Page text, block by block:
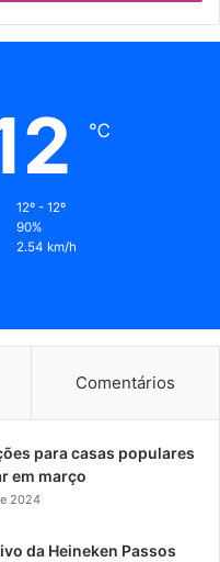
℃
12º - 12º
90%
2.54 km/h
Comentários
para casas populares
em março
2024
da Heineken Passos